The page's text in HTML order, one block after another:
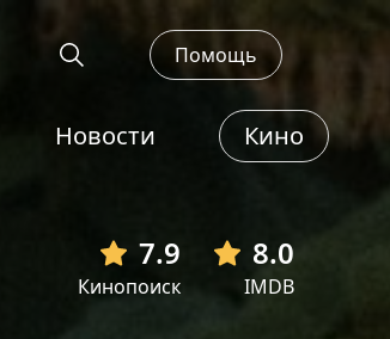
Помощь
Новости Кино
7.9
Кинопоиск
8.0
IMDB